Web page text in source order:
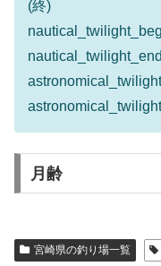
(終)
月齢
宮崎県の釣り場一覧